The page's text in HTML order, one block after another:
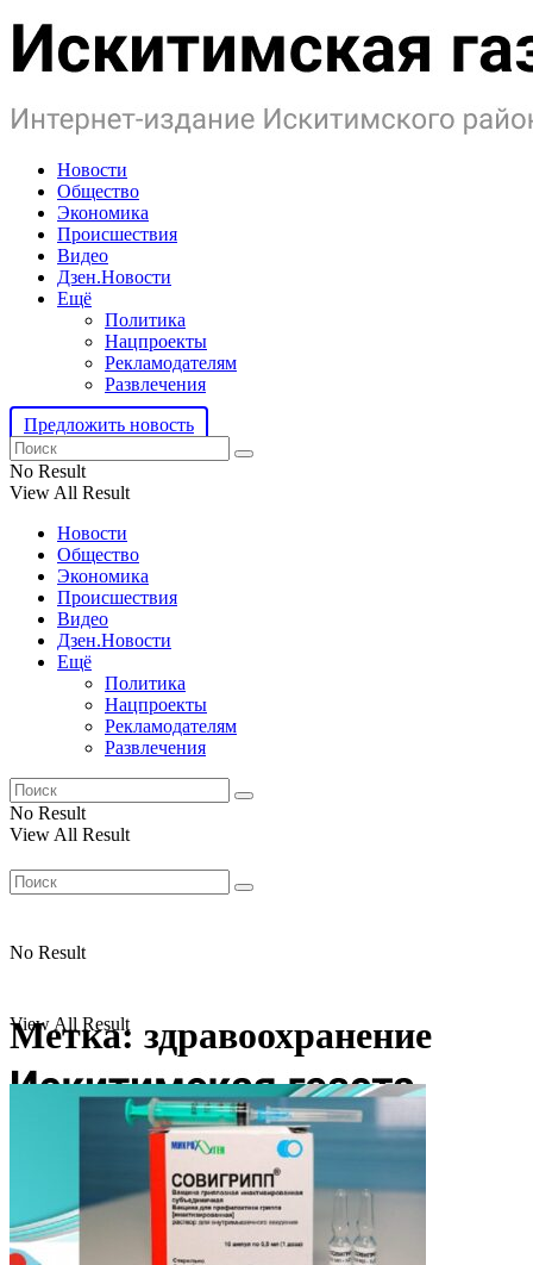
Новости
Общество
Экономика
Происшествия
Видео
Дзен.Новости
Ещё
Политика
Нацпроекты
Рекламодателям
Развлечения
Предложить новость
No Result
View All Result
Новости
Общество
Экономика
Происшествия
Видео
Дзен.Новости
Ещё
Политика
Нацпроекты
Рекламодателям
Развлечения
No Result
View All Result
No Result
View All Result
Метка: здравоохранение